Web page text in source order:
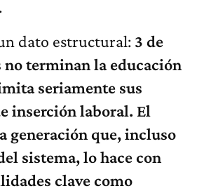
dato estructural: 3 de
no terminan la educación
seriamente sus
inserción laboral. El
generación que, incluso
sistema, lo hace con
clave como